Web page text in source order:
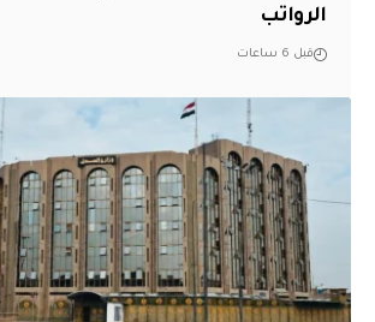
الرواتب
قبل 6 ساعات